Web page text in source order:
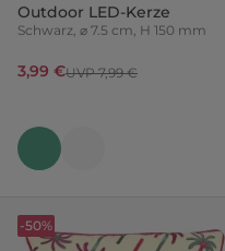
Outdoor LED-Kerze
Schwarz, ⌀ 7.5 cm, H 150 mm
3,99 €UVP 7,99 €
-50%